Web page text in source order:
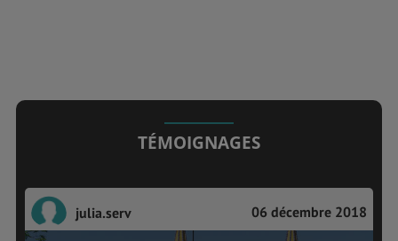
TÉMOIGNAGES
julia.serv 06 décembre 2018